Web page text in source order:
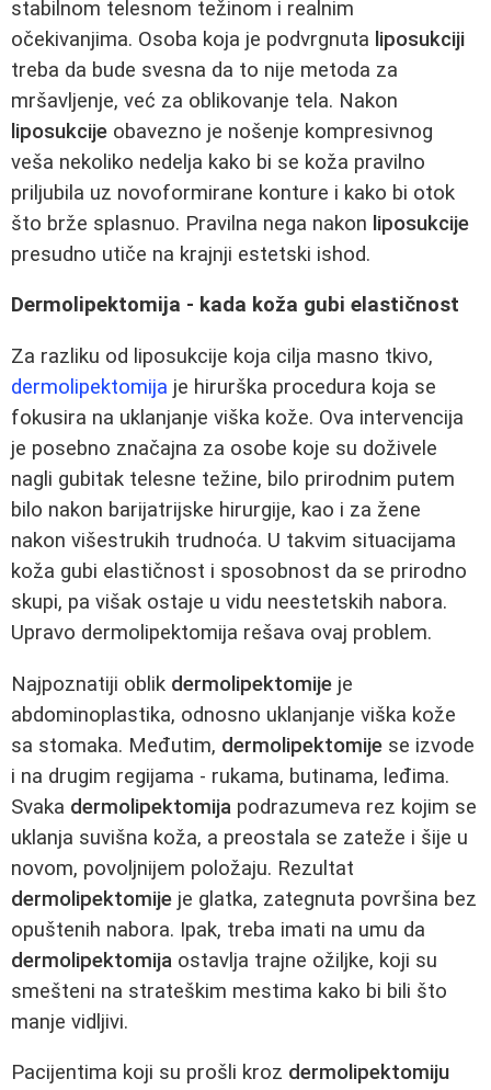
stabilnom telesnom težinom i realnim
očekivanjima. Osoba koja je podvrgnuta liposukciji
treba da bude svesna da to nije metoda za
mršavljenje, već za oblikovanje tela. Nakon
liposukcije obavezno je nošenje kompresivnog
veša nekoliko nedelja kako bi se koža pravilno
priljubila uz novoformirane konture i kako bi otok
što brže splasnuo. Pravilna nega nakon liposukcije
presudno utiče na krajnji estetski ishod.
Dermolipektomija - kada koža gubi elastičnost
Za razliku od liposukcije koja cilja masno tkivo,
dermolipektomija je hirurška procedura koja se
fokusira na uklanjanje viška kože. Ova intervencija
je posebno značajna za osobe koje su doživele
nagli gubitak telesne težine, bilo prirodnim putem
bilo nakon barijatrijske hirurgije, kao i za žene
nakon višestrukih trudnoća. U takvim situacijama
koža gubi elastičnost i sposobnost da se prirodno
skupi, pa višak ostaje u vidu neestetskih nabora.
Upravo dermolipektomija rešava ovaj problem.
Najpoznatiji oblik dermolipektomije je
abdominoplastika, odnosno uklanjanje viška kože
sa stomaka. Međutim, dermolipektomije se izvode
i na drugim regijama - rukama, butinama, leđima.
Svaka dermolipektomija podrazumeva rez kojim se
uklanja suvišna koža, a preostala se zateže i šije u
novom, povoljnijem položaju. Rezultat
dermolipektomije je glatka, zategnuta površina bez
opuštenih nabora. Ipak, treba imati na umu da
dermolipektomija ostavlja trajne ožiljke, koji su
smešteni na strateškim mestima kako bi bili što
manje vidljivi.
Pacijentima koji su prošli kroz dermolipektomiju